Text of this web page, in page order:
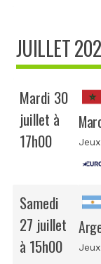
JUILLET
Mardi 30
juillet à
17h00
Samedi
27 juillet
à 15h00